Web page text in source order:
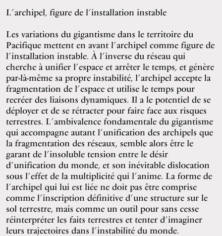
L’archipel, figure de l’installation instable
Les variations du gigantisme dans le territoire du
Pacifique mettent en avant l’archipel comme figure de
l’installation instable. À l’inverse du réseau qui
cherche à unifier l’espace et arrêter le temps, et génère
par-là-même sa propre instabilité, l’archipel accepte la
fragmentation de l’espace et utilise le temps pour
recréer des liaisons dynamiques. Il a le potentiel de se
déployer et de se rétracter pour faire face aux risques
terrestres. L’ambivalence fondamentale du gigantisme
qui accompagne autant l’unification des archipels que
la fragmentation des réseaux, semble alors être le
garant de l’insoluble tension entre le désir
d’unification du monde, et son inévitable dislocation
sous l’effet de la multiplicité qui l’anime. La forme de
l’archipel qui lui est liée ne doit pas être comprise
comme l’inscription définitive d’une structure sur le
sol terrestre, mais comme un outil pour sans cesse
réinterpréter les faits terrestres et tenter d’imaginer
leurs trajectoires dans l’instabilité du monde.